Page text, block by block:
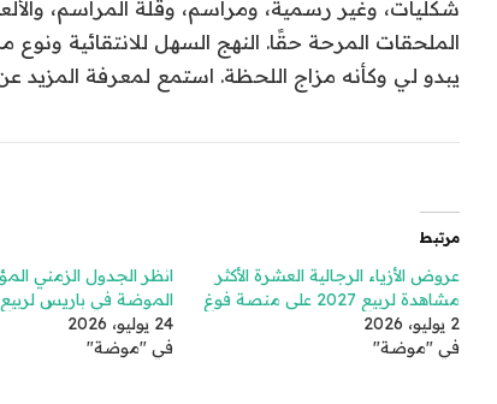
شكليات، وغير رسمية، ومراسم، وقلة المراسم،
الملحقات المرحة حقًا. النهج السهل للانتقائية
يبدو لي وكأنه مزاج اللحظة. استمع لمعرفة المزيد عن موسم
مرتبط
عروض الأزياء الرجالية العشرة الأكثر
مشاهدة لربيع 2027 على منصة فوغ
2 يوليو، 2026
في "موضة"
انظر الجدول الزمني
الموضة في باريس لربيع 2027
24 يوليو، 2026
في "موضة"